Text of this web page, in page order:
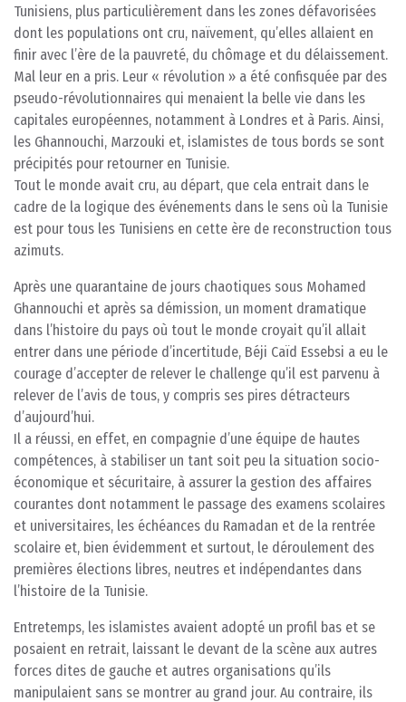
Tunisiens, plus particulièrement dans les zones défavorisées
dont les populations ont cru, naïvement, qu’elles allaient en
finir avec l’ère de la pauvreté, du chômage et du délaissement.
Mal leur en a pris. Leur « révolution » a été confisquée par des
pseudo-révolutionnaires qui menaient la belle vie dans les
capitales européennes, notamment à Londres et à Paris. Ainsi,
les Ghannouchi, Marzouki et, islamistes de tous bords se sont
précipités pour retourner en Tunisie.
Tout le monde avait cru, au départ, que cela entrait dans le
cadre de la logique des événements dans le sens où la Tunisie
est pour tous les Tunisiens en cette ère de reconstruction tous
azimuts.
Après une quarantaine de jours chaotiques sous Mohamed
Ghannouchi et après sa démission, un moment dramatique
dans l’histoire du pays où tout le monde croyait qu’il allait
entrer dans une période d’incertitude, Béji Caïd Essebsi a eu le
courage d’accepter de relever le challenge qu’il est parvenu à
relever de l’avis de tous, y compris ses pires détracteurs
d’aujourd’hui.
Il a réussi, en effet, en compagnie d’une équipe de hautes
compétences, à stabiliser un tant soit peu la situation socio-
économique et sécuritaire, à assurer la gestion des affaires
courantes dont notamment le passage des examens scolaires
et universitaires, les échéances du Ramadan et de la rentrée
scolaire et, bien évidemment et surtout, le déroulement des
premières élections libres, neutres et indépendantes dans
l’histoire de la Tunisie.
Entretemps, les islamistes avaient adopté un profil bas et se
posaient en retrait, laissant le devant de la scène aux autres
forces dites de gauche et autres organisations qu’ils
manipulaient sans se montrer au grand jour. Au contraire, ils